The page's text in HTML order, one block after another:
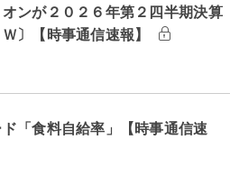
ンが２０２６年第２四半期決算
〕【時事通信速報】
「食料自給率」【時事通信速